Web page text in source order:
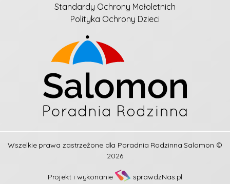
Standardy Ochrony Małoletnich
Polityka Ochrony Dzieci
Wszelkie prawa zastrzeżone dla Poradnia Rodzinna Salomon ©
2026
Projekt i wykonanie sprawdzNas.pl